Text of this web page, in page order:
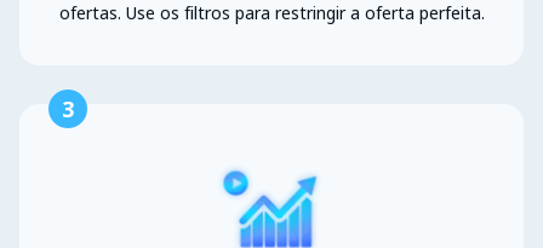
ofertas. Use os filtros para restringir a oferta perfeita.
3